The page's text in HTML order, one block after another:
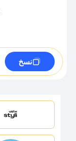
نسخ